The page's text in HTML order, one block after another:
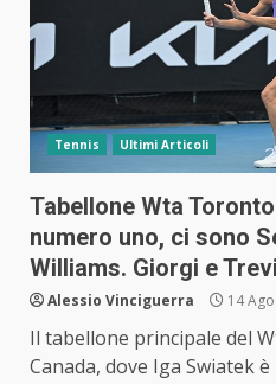
Tennis Ultimi Articoli
Tabellone Wta
numero uno, ci sono
Williams. Giorgi e
Alessio Vinciguerra 14
Il tabellone principale del
Canada, dove Iga Swiatek è